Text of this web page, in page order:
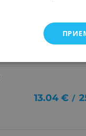
17.84 € /
13.04 € /